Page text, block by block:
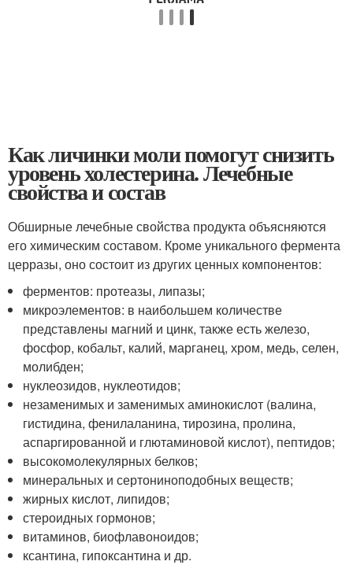
Как личинки моли помогут снизить
уровень холестерина. Лечебные
свойства и состав
Обширные лечебные свойства продукта объясняются
его химическим составом. Кроме уникального фермента
церразы, оно состоит из других ценных компонентов:
ферментов: протеазы, липазы;
микроэлементов: в наибольшем количестве
представлены магний и цинк, также есть железо,
фосфор, кобальт, калий, марганец, хром, медь, селен,
молибден;
нуклеозидов, нуклеотидов;
незаменимых и заменимых аминокислот (валина,
гистидина, фенилаланина, тирозина, пролина,
аспаргированной и глютаминовой кислот), пептидов;
высокомолекулярных белков;
минеральных и сертониноподобных веществ;
жирных кислот, липидов;
стероидных гормонов;
витаминов, биофлавоноидов;
ксантина, гипоксантина и др.